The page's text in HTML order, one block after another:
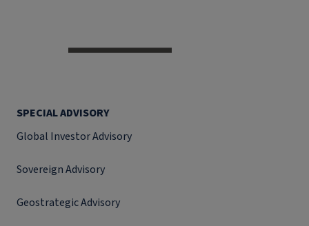
SPECIAL ADVISORY
Global Investor Advisory
Sovereign Advisory
Geostrategic Advisory